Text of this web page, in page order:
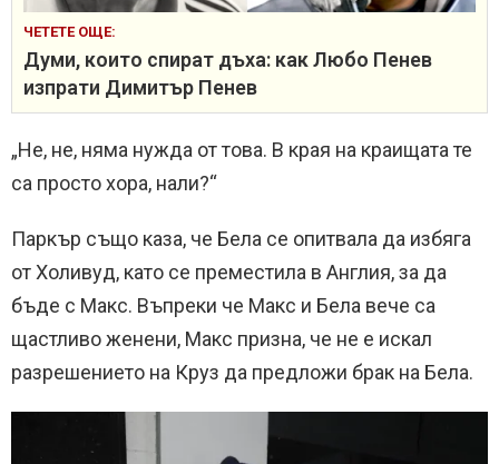
ЧЕТЕТЕ ОЩЕ:
Думи, които спират дъха: как Любо Пенев
изпрати Димитър Пенев
„Не, не, няма нужда от това. В края на краищата те
са просто хора, нали?“
Паркър също каза, че Бела се опитвала да избяга
от Холивуд, като се преместила в Англия, за да
бъде с Макс. Въпреки че Макс и Бела вече са
щастливо женени, Макс призна, че не е искал
разрешението на Круз да предложи брак на Бела.